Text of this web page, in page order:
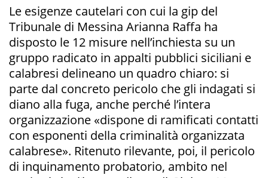
Le esigenze cautelari con cui la gip del
Tribunale di Messina Arianna Raffa ha
disposto le 12 misure nell’inchiesta su un
gruppo radicato in appalti pubblici siciliani e
calabresi delineano un quadro chiaro: si
parte dal concreto pericolo che gli indagati si
diano alla fuga, anche perché l’intera
organizzazione «dispone di ramificati contatti
con esponenti della criminalità organizzata
calabrese». Ritenuto rilevante, poi, il pericolo
di inquinamento probatorio, ambito nel